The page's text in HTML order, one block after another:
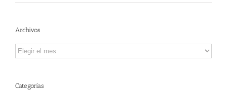
Archivos
Archivos
Categorías